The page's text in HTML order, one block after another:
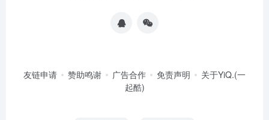
友链申请 赞助鸣谢 广告合作 免责声明
关于YiQ.(一
起酷)